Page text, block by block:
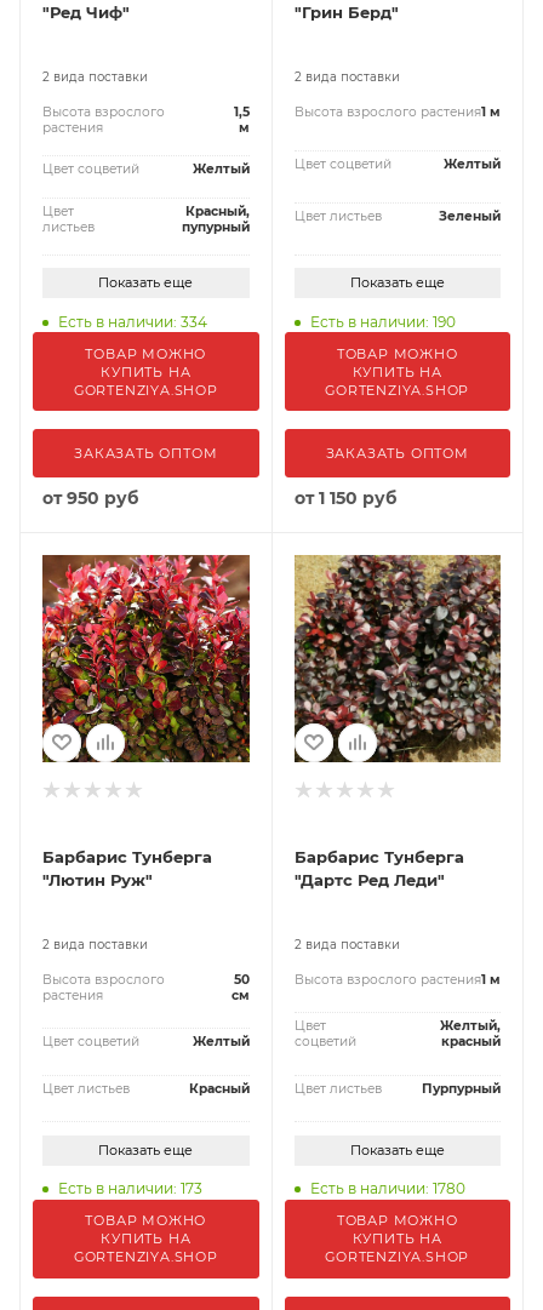
"Ред Чиф"
2 вида поставки
Высота взрослого
растения
1,5
м
Цвет соцветий Желтый
Цвет
листьев
Красный,
пупурный
Показать еще
Есть в наличии: 334
ТОВАР МОЖНО
КУПИТЬ НА
GORTENZIYA.SHOP
ЗАКАЗАТЬ ОПТОМ
от950 руб
"Грин Берд"
2 вида поставки
Высота взрослого растения1 м
Цвет соцветий Желтый
Цвет листьев Зеленый
Показать еще
Есть в наличии: 190
ТОВАР МОЖНО
КУПИТЬ НА
GORTENZIYA.SHOP
ЗАКАЗАТЬ ОПТОМ
от1 150 руб
Барбарис Тунберга
"Лютин Руж"
2 вида поставки
Высота взрослого
растения
50
см
Цвет соцветий Желтый
Цвет листьев Красный
Показать еще
Есть в наличии: 173
ТОВАР МОЖНО
КУПИТЬ НА
GORTENZIYA.SHOP
Барбарис Тунберга
"Дартс Ред Леди"
2 вида поставки
Высота взрослого растения1 м
Цвет
соцветий
Желтый,
красный
Цвет листьев Пурпурный
Показать еще
Есть в наличии: 1780
ТОВАР МОЖНО
КУПИТЬ НА
GORTENZIYA.SHOP